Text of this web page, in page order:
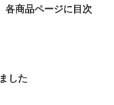
各商品ページに目次
した